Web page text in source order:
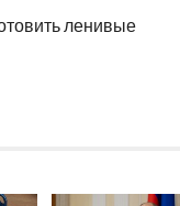
ленивые